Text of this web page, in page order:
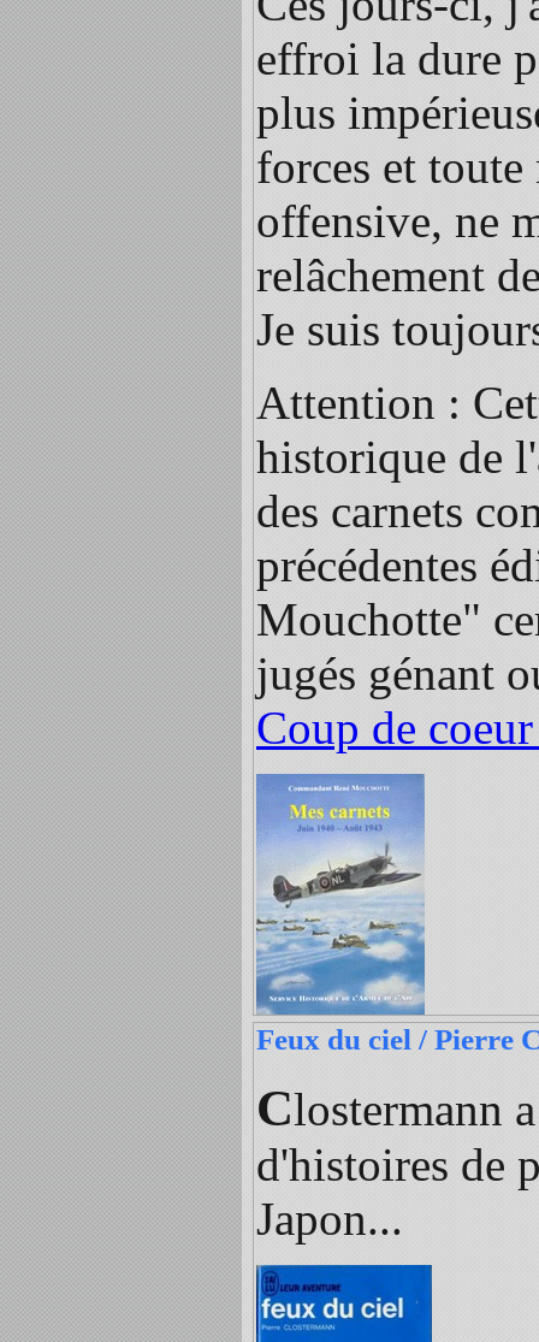
effroi la dure
plus
forces et
offensive, ne
relâchement
Je suis
Attention :
historique de
des carnets
précédentes
Mouchotte"
jugés génant
Coup de
Feux du ciel / Pierre
Clostermann
d'histoires de
Japon...